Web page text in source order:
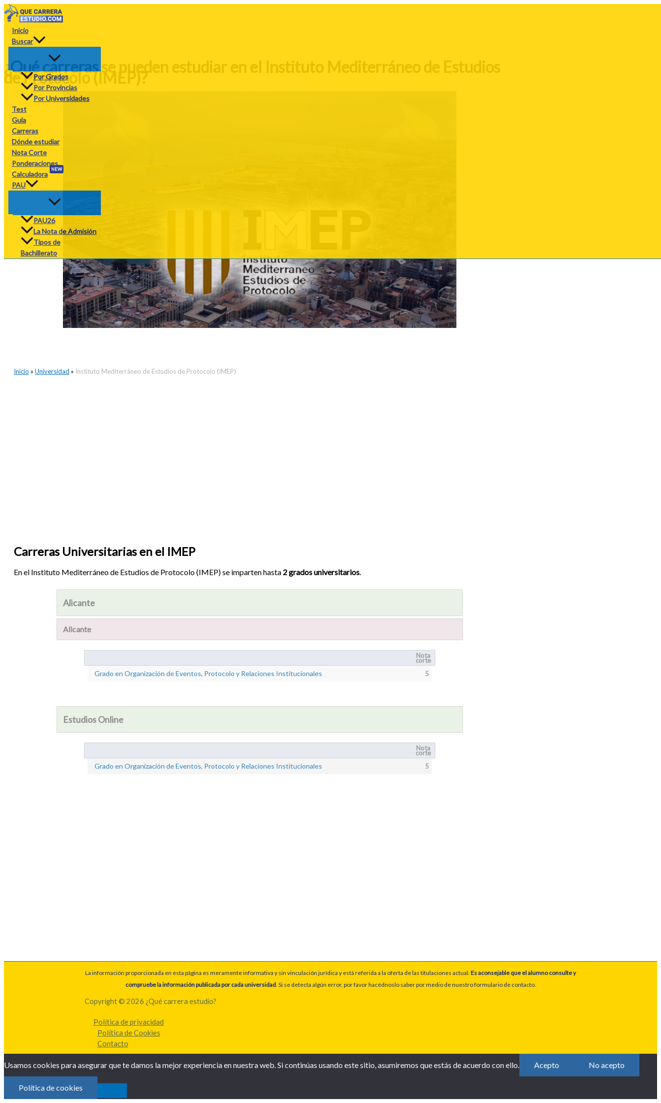
Ir
al
contenido
Inicio
Buscar
Por Grados
Por Provincias
Por Universidades
Test
Guía
Carreras
Dónde estudiar
Nota Corte
Ponderaciones
Calculadora
NEW
PAU
PAU26
La Nota de Admisión
Tipos de
Bachillerato
¿Qué carreras se pueden estudiar en el Instituto Mediterráneo de Estudios
de Protocolo (IMEP)?
Inicio » Universidad » Instituto Mediterráneo de Estudios de Protocolo (IMEP)
Carreras Universitarias en el IMEP
En el Instituto Mediterráneo de Estudios de Protocolo (IMEP) se imparten hasta 2 grados universitarios
Alicante
Alicante
Nota
corte
Grado en Organización de Eventos, Protocolo y Relaciones Institucionales 5
Estudios Online
Nota
corte
Grado en Organización de Eventos, Protocolo y Relaciones Institucionales 5
La información proporcionada en esta página es meramente informativa y sin vinculación jurídica y está referida a la oferta de las titulaciones actual. Es aconsejable que el alumno consulte y
compruebe la información publicada por cada universidad. Si se detecta algún error, por favor hacédnoslo saber por medio de nuestro formulario de contacto.
Copyright © 2026 ¿Qué carrera estudio?
Política de privacidad
Política de Cookies
Contacto
Usamos cookies para asegurar que te damos la mejor experiencia en nuestra web. Si continúas usando este sitio, asumiremos que estás de acuerdo con ello. Acepto No acepto
Política de cookies